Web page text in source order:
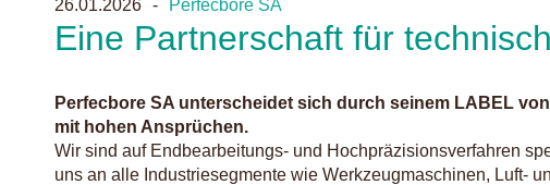
26.01.2026 Perfecbore SA
Eine Partnerschaft für
Perfecbore SA unterscheidet sich durch seinem LABEL
mit hohen Ansprüchen.
Wir sind auf Endbearbeitungs- und Hochpräzisionsverfahren
uns an alle Industriesegmente wie Werkzeugmaschinen, Luft-